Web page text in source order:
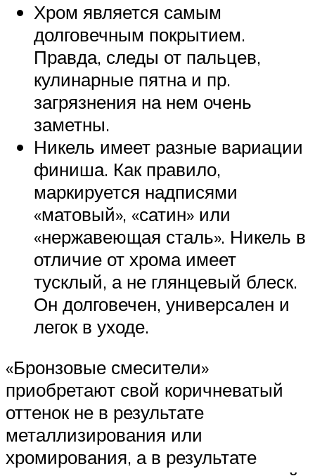
Хром является самым
долговечным покрытием.
Правда, следы от пальцев,
кулинарные пятна и пр.
загрязнения на нем очень
заметны.
Никель имеет разные вариации
финиша. Как правило,
маркируется надписями
«матовый», «сатин» или
«нержавеющая сталь». Никель в
отличие от хрома имеет
тусклый, а не глянцевый блеск.
Он долговечен, универсален и
легок в уходе.
«Бронзовые смесители»
приобретают свой коричневатый
оттенок не в результате
металлизирования или
хромирования, а в результате